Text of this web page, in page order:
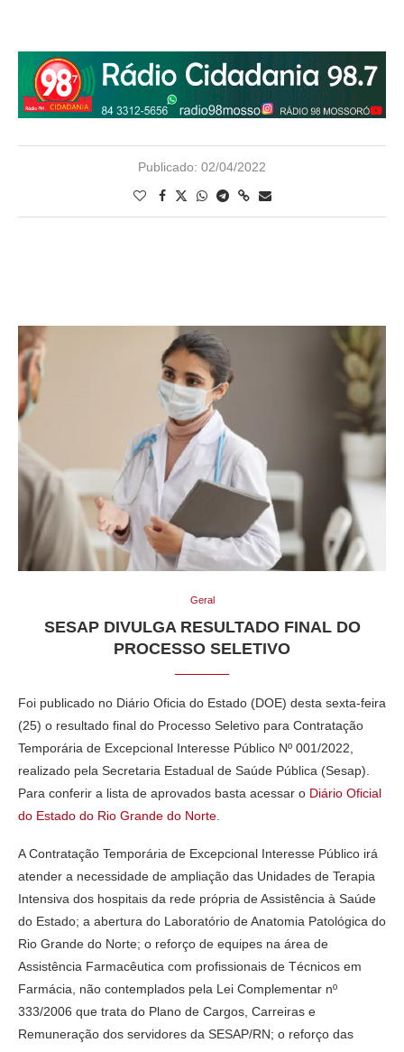
Publicado: 02/04/2022
Geral
SESAP DIVULGA RESULTADO FINAL DO
PROCESSO SELETIVO
Foi publicado no Diário Oficia do Estado (DOE) desta sexta-feira
(25) o resultado final do Processo Seletivo para Contratação
Temporária de Excepcional Interesse Público Nº 001/2022,
realizado pela Secretaria Estadual de Saúde Pública (Sesap).
Para conferir a lista de aprovados basta acessar o Diário Oficial
do Estado do Rio Grande do Norte.
A Contratação Temporária de Excepcional Interesse Público irá
atender a necessidade de ampliação das Unidades de Terapia
Intensiva dos hospitais da rede própria de Assistência à Saúde
do Estado; a abertura do Laboratório de Anatomia Patológica do
Rio Grande do Norte; o reforço de equipes na área de
Assistência Farmacêutica com profissionais de Técnicos em
Farmácia, não contemplados pela Lei Complementar nº
333/2006 que trata do Plano de Cargos, Carreiras e
Remuneração dos servidores da SESAP/RN; o reforço das